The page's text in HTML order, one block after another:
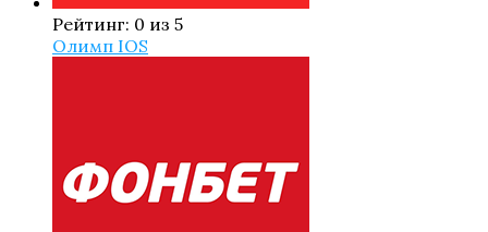
Рейтинг: 0 из 5
Олимп IOS